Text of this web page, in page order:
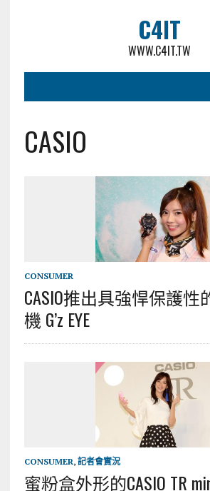
C4IT
WWW.C4IT.TW
CASIO
CONSUMER
CASIO推出具強悍保護
機 G’z EYE
CONSUMER, 記者會實況
蜜粉盒外形的CASIO TR